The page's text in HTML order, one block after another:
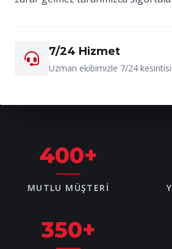
7/24 Hizmet
Uzman ekibimizle 7/24
400+
MUTLU MÜŞTERI
350+